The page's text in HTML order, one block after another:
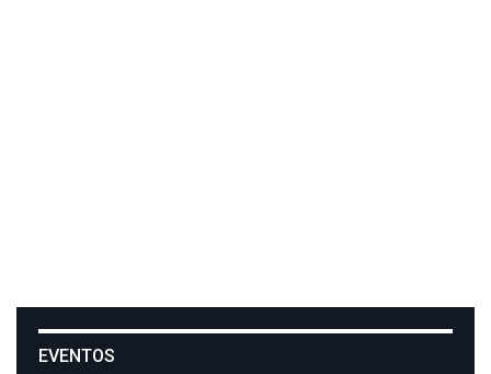
EVENTOS